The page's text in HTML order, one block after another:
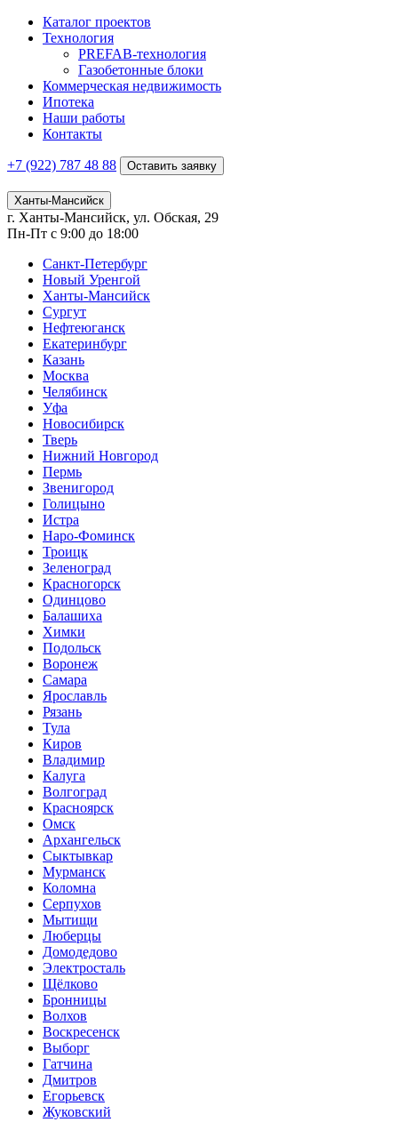
Каталог проектов
Технология
PREFAB-технология
Газобетонные блоки
Коммерческая недвижимость
Ипотека
Наши работы
Контакты
+7 (922) 787 48 88 Оставить заявку
Ханты-Мансийск
г. Ханты-Мансийск, ул. Обская, 29
Пн-Пт с 9:00 до 18:00
Санкт-Петербург
Новый Уренгой
Ханты-Мансийск
Сургут
Нефтеюганск
Екатеринбург
Казань
Москва
Челябинск
Уфа
Новосибирск
Тверь
Нижний Новгород
Пермь
Звенигород
Голицыно
Истра
Наро-Фоминск
Троицк
Зеленоград
Красногорск
Одинцово
Балашиха
Химки
Подольск
Воронеж
Самара
Ярославль
Рязань
Тула
Киров
Владимир
Калуга
Волгоград
Красноярск
Омск
Архангельск
Сыктывкар
Мурманск
Коломна
Серпухов
Мытищи
Люберцы
Домодедово
Электросталь
Щёлково
Бронницы
Волхов
Воскресенск
Выборг
Гатчина
Дмитров
Егорьевск
Жуковский